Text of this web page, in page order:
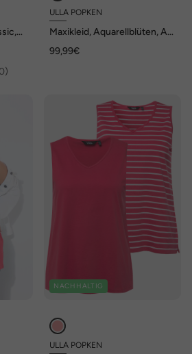
ULLA POPKEN
Maxikleid, Aquarellblüten, A-
99,99€
NACHHALTIG
ULLA POPKEN